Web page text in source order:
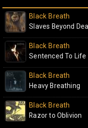
Black Breath
Slaves Beyond
Black Breath
Sentenced To Life
Black Breath
Heavy Breathing
Black Breath
Razor to Oblivion